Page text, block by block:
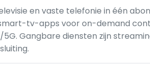
en vaste telefonie in één
tv-apps voor on-demand
Gangbare diensten zijn